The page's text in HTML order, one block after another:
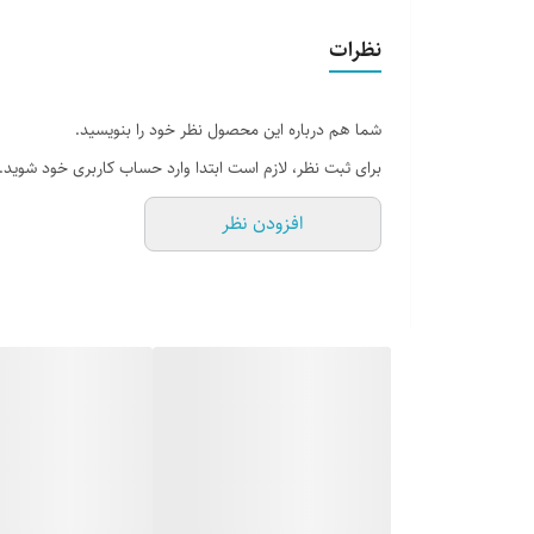
نظرات
شما هم درباره این محصول نظر خود را بنویسید.
برای ثبت نظر، لازم است ابتدا وارد حساب کاربری خود شوید.
افزودن نظر